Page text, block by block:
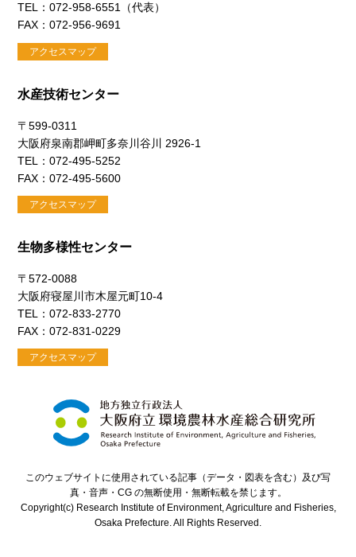
TEL：072-958-6551（代表）
FAX：072-956-9691
アクセスマップ
水産技術センター
〒599-0311
大阪府泉南郡岬町多奈川谷川 2926-1
TEL：072-495-5252
FAX：072-495-5600
アクセスマップ
生物多様性センター
〒572-0088
大阪府寝屋川市木屋元町10-4
TEL：072-833-2770
FAX：072-831-0229
アクセスマップ
このウェブサイトに使用されている記事（データ・図表を含む）及び写
真・音声・CG の無断使用・無断転載を禁じます。
Copyright(c) Research Institute of Environment, Agriculture and Fisheries,
Osaka Prefecture. All Rights Reserved.